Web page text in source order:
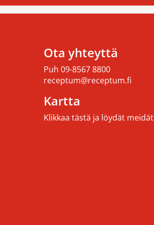
Ota yhteyttä
Puh 09-8567 8800
receptum@receptum.fi
Kartta
Klikkaa tästä ja löydät meidät